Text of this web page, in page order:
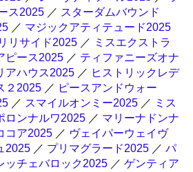
ス2025 ／ スターダムバウンド
／ マジックアティテュード2025
リリサイド2025 ／ ミスエクストラ
ピース2025 ／ ティファニーズオナ
アハウス2025 ／ ヒストリックレデ
２2025 ／ ピースアンドウォー
／ スマイルオンミー2025 ／ ミス
ロンナルワ2025 ／ マリーナドンナ
コア2025 ／ ヴェイパーウェイヴ
2025 ／ プリマグラード2025 ／ パ
ッチェバロック2025 ／ ゲンティア